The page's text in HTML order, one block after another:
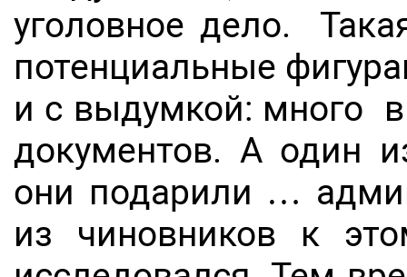
уголовное дело.
потенциальные
и с выдумкой: много
документов. А один
они подарили …
из чиновников к